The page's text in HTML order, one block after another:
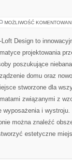
MOŻLIWOŚĆ
Loft Design to
projektowania
poszukujące
domu oraz
stworzone dla
związanymi z
i
można znaleźć
estetyczne